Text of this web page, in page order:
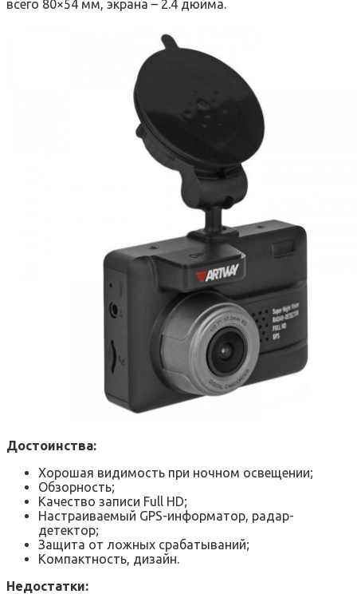
всего 80×54 мм, экрана – 2.4 дюйма.
Достоинства:
Хорошая видимость при ночном освещении;
Обзорность;
Качество записи Full HD;
Настраиваемый GPS-информатор, радар-
детектор;
Защита от ложных срабатываний;
Компактность, дизайн.
Недостатки: